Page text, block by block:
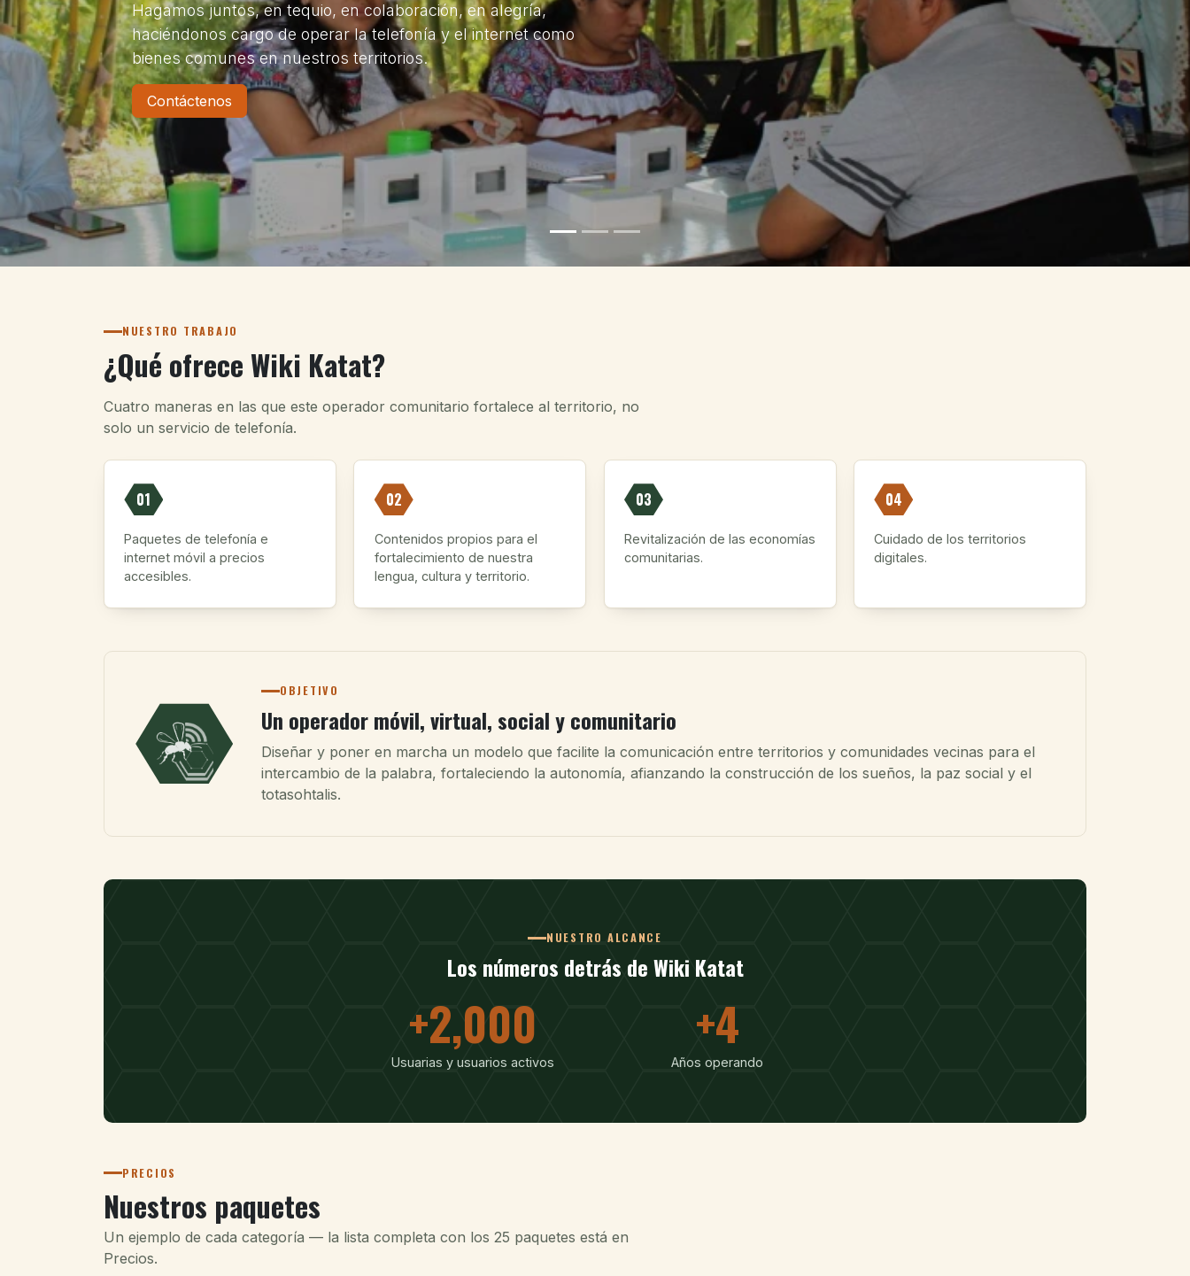
Hagamos juntos, en tequio, en colaboración, en alegría,
haciéndonos cargo de operar la telefonía y el internet como
bienes comunes en nuestros territorios.
Contáctenos
NUESTRO TRABAJO
¿Qué ofrece Wiki Katat?
Cuatro maneras en las que este operador comunitario fortalece al territorio, no
solo un servicio de telefonía.
01
Paquetes de telefonía e
internet móvil a precios
accesibles.
02
Contenidos propios para el
fortalecimiento de nuestra
lengua, cultura y territorio.
03
Revitalización de las economías
comunitarias.
04
Cuidado de los territorios
digitales.
OBJETIVO
Un operador móvil, virtual, social y comunitario
Diseñar y poner en marcha un modelo que facilite la comunicación entre territorios y comunidades vecinas para el
intercambio de la palabra, fortaleciendo la autonomía, afianzando la construcción de los sueños, la paz social y el
totasohtalis.
NUESTRO ALCANCE
Los números detrás de Wiki Katat
+2,000
Usuarias y usuarios activos
+4
Años operando
PRECIOS
Nuestros paquetes
Un ejemplo de cada categoría — la lista completa con los 25 paquetes está en
Precios.